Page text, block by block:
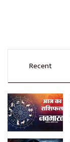
Recent